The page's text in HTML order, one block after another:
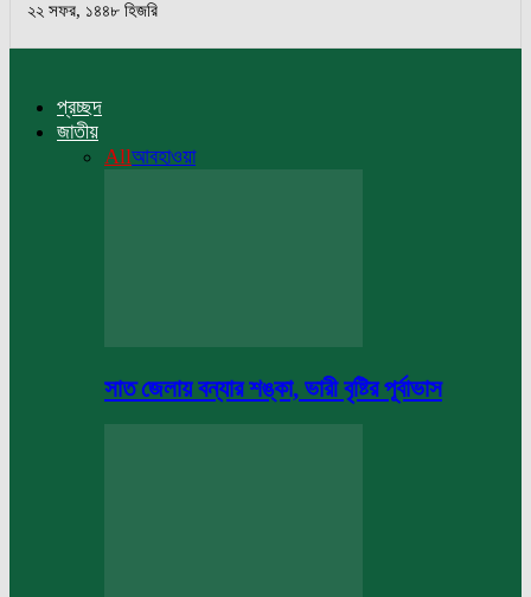
২২ সফর, ১৪৪৮ হিজরি
প্রচ্ছদ
জাতীয়
Allআবহাওয়া
সাত জেলায় বন্যার শঙ্কা, ভারী বৃষ্টির পূর্বাভাস